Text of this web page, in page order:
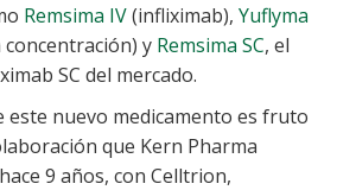
Remsima IV(infliximab), Yuflyma
y Remsima SC, el
SC del mercado.
este nuevo medicamento es fruto
que Kern Pharma
9 años, con Celltrion,